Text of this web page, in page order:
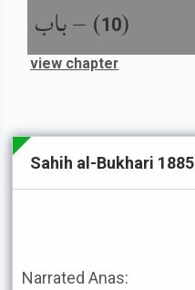
(
10
) –باب
view chapter
Sahih al-Bukhari 1885
Narrated Anas: